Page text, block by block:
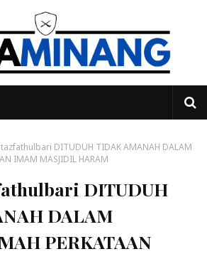
DITUDUH TIDAK AMANAH DALAM
IMAM MASJIDIL HARAM
DITUDUH
DALAM
PERKATAAN